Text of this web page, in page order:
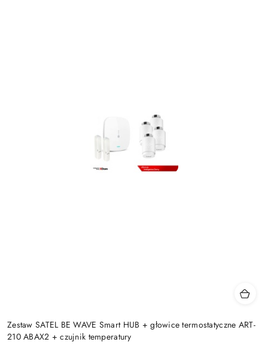
Zestaw SATEL BE WAVE Smart HUB + głowice termostatyczne ART-
210 ABAX2 + czujnik temperatury